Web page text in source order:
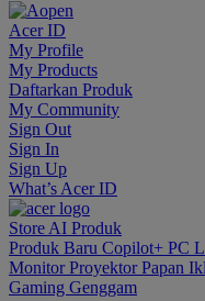
Acer ID
My Profile
My Products
Daftarkan Produk
My Community
Sign Out
Sign In
Sign Up
What’s Acer ID
Store AI Produk
Produk Baru Copilot+ PC
MonitorProyektorPapan
Gaming Genggam